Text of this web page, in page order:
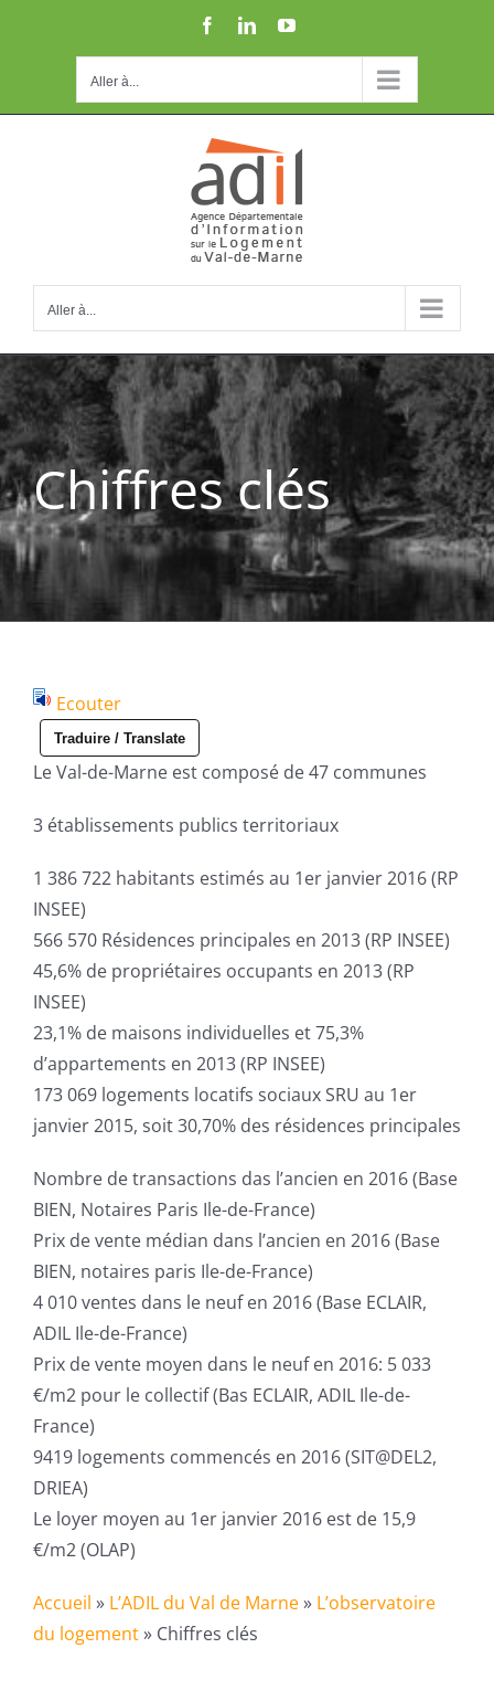
FacebookLinkedInYouTube
Aller à...
Aller à...
Chiffres clés
Ecouter
Traduire / Translate
Le Val-de-Marne est composé de 47 communes
3 établissements publics territoriaux
1 386 722 habitants estimés au 1er janvier 2016 (RP
INSEE)
566 570 Résidences principales en 2013 (RP INSEE)
45,6% de propriétaires occupants en 2013 (RP
INSEE)
23,1% de maisons individuelles et 75,3%
d’appartements en 2013 (RP INSEE)
173 069 logements locatifs sociaux SRU au 1er
janvier 2015, soit 30,70% des résidences principales
Nombre de transactions das l’ancien en 2016 (Base
BIEN, Notaires Paris Ile-de-France)
Prix de vente médian dans l’ancien en 2016 (Base
BIEN, notaires paris Ile-de-France)
4 010 ventes dans le neuf en 2016 (Base ECLAIR,
ADIL Ile-de-France)
Prix de vente moyen dans le neuf en 2016: 5 033
€/m2 pour le collectif (Bas ECLAIR, ADIL Ile-de-
France)
9419 logements commencés en 2016 (SIT@DEL2,
DRIEA)
Le loyer moyen au 1er janvier 2016 est de 15,9
€/m2 (OLAP)
Accueil » L’ADIL du Val de Marne» L’observatoire
du logement» Chiffres clés